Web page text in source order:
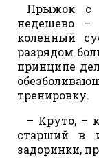
Прыжок с
недешево
коленный
разрядом
принципе
тренировку.
– Круто, –
старший в
задоринки,